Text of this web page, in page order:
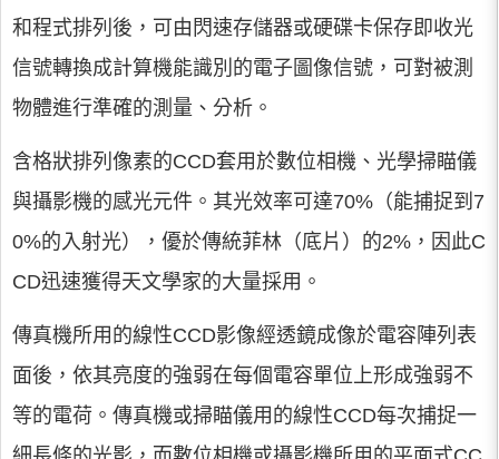
和程式排列後，可由閃速存儲器或硬碟卡保存即收光
信號轉換成計算機能識別的電子圖像信號，可對被測
物體進行準確的測量、分析。
含格狀排列像素的CCD套用於數位相機、光學掃瞄儀
與攝影機的感光元件。其光效率可達70%（能捕捉到7
0%的入射光），優於傳統菲林（底片）的2%，因此C
CD迅速獲得天文學家的大量採用。
傳真機所用的線性CCD影像經透鏡成像於電容陣列表
面後，依其亮度的強弱在每個電容單位上形成強弱不
等的電荷。傳真機或掃瞄儀用的線性CCD每次捕捉一